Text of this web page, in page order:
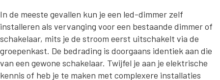
In de meeste gevallen kun je een led-dimmer zelf
installeren als vervanging voor een bestaande dimmer of
schakelaar, mits je de stroom eerst uitschakelt via de
groepenkast. De bedrading is doorgaans identiek aan die
van een gewone schakelaar. Twijfel je aan je elektrische
kennis of heb je te maken met complexere installaties